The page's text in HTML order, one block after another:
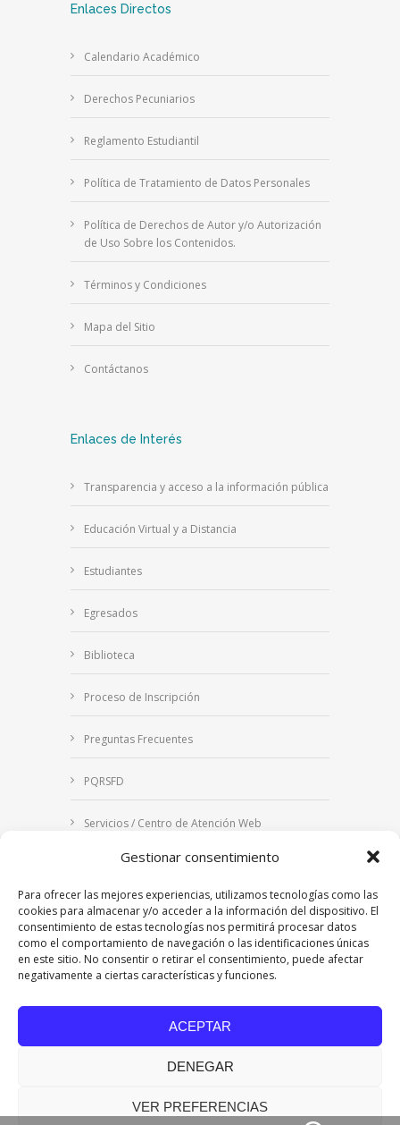
Gestionar consentimiento
Para ofrecer las mejores experiencias, utilizamos tecnologías como las
cookies para almacenar y/o acceder a la información del dispositivo. El
consentimiento de estas tecnologías nos permitirá procesar datos
como el comportamiento de navegación o las identificaciones únicas
en este sitio. No consentir o retirar el consentimiento, puede afectar
negativamente a ciertas características y funciones.
ACEPTAR
DENEGAR
VER PREFERENCIAS
Enlaces Directos
Calendario Académico
Derechos Pecuniarios
Reglamento Estudiantil
Política de Tratamiento de Datos Personales
Política de Derechos de Autor y/o Autorización
de Uso Sobre los Contenidos.
Términos y Condiciones
Mapa del Sitio
Contáctanos
Enlaces de Interés
Transparencia y acceso a la información pública
Educación Virtual y a Distancia
Estudiantes
Egresados
Biblioteca
Proceso de Inscripción
Preguntas Frecuentes
PQRSFD
Servicios / Centro de Atención Web
Correo Institucional
Notificaciones judiciales
| Personería Jurídica Resolución
7542 de mayo de 1982
Acreditación Institucional en Alta Calidad
Ministerio de Educación Nacional.